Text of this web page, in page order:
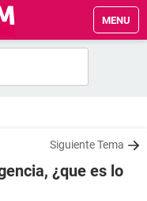
MENU
Siguiente Tema
¿que es lo